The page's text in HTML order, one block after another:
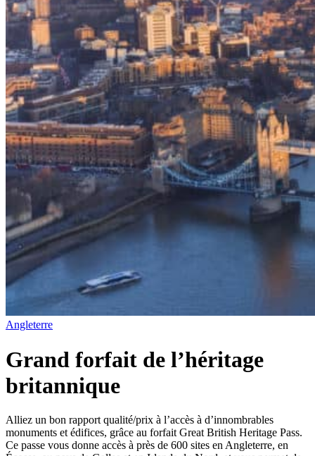
Angleterre
Grand forfait de l’héritage
britannique
Alliez un bon rapport qualité/prix à l’accès à d’innombrables
monuments et édifices, grâce au forfait Great British Heritage Pass.
Ce passe vous donne accès à près de 600 sites en Angleterre, en